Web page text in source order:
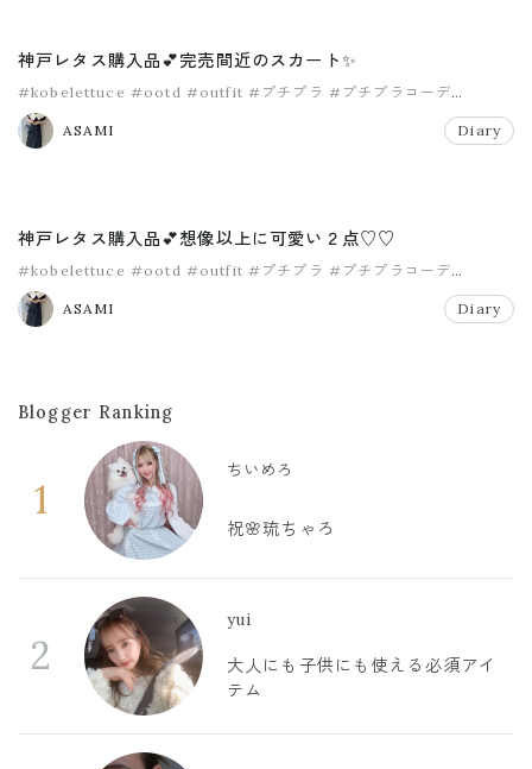
神戸レタス購入品💕完売間近のスカート✨
#kobelettuce #ootd #outfit #プチプラ #プチプラコーデ
#ママコーデ
ASAMI
Diary
神戸レタス購入品💕想像以上に可愛い２点♡♡
#kobelettuce #ootd #outfit #プチプラ #プチプラコーデ
#ママコーデ
ASAMI
Diary
Blogger Ranking
1
ちいめろ
祝🌸琉ちゃろ
2
yui
大人にも子供にも使える必須アイ
テム